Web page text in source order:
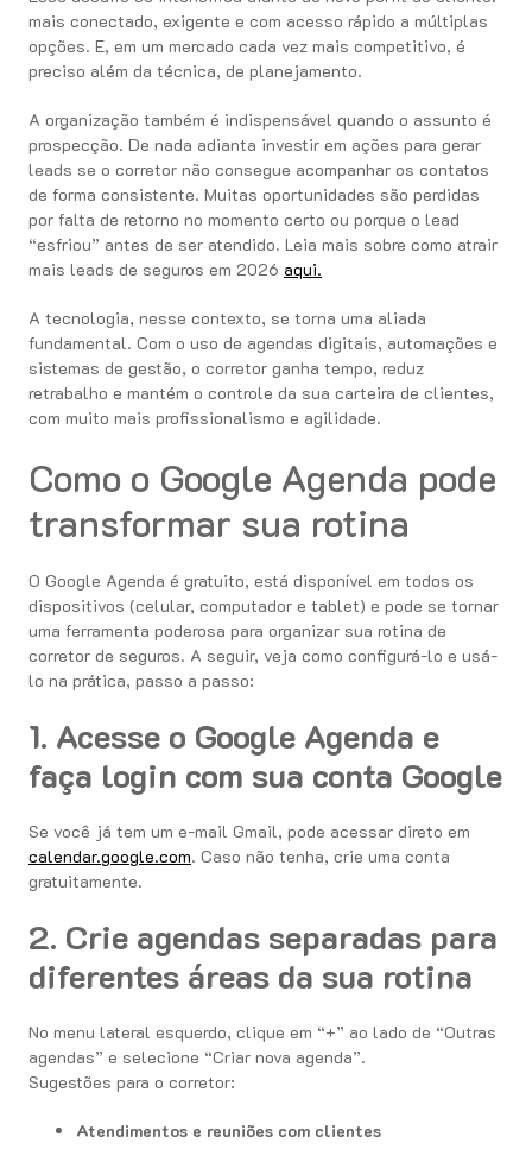
mais conectado, exigente e com acesso rápido a múltiplas
opções. E, em um mercado cada vez mais competitivo, é
preciso além da técnica, de planejamento.
A organização também é indispensável quando o assunto é
prospecção. De nada adianta investir em ações para gerar
leads se o corretor não consegue acompanhar os contatos
de forma consistente. Muitas oportunidades são perdidas
por falta de retorno no momento certo ou porque o lead
“esfriou” antes de ser atendido. Leia mais sobre como atrair
mais leads de seguros em 2026 aqui.
A tecnologia, nesse contexto, se torna uma aliada
fundamental. Com o uso de agendas digitais, automações e
sistemas de gestão, o corretor ganha tempo, reduz
retrabalho e mantém o controle da sua carteira de clientes,
com muito mais profissionalismo e agilidade.
Como o Google Agenda pode
transformar sua rotina
O Google Agenda é gratuito, está disponível em todos os
dispositivos (celular, computador e tablet) e pode se tornar
uma ferramenta poderosa para organizar sua rotina de
corretor de seguros. A seguir, veja como configurá-lo e usá-
lo na prática, passo a passo:
1. Acesse o Google Agenda e
faça login com sua conta Google
Se você já tem um e-mail Gmail, pode acessar direto em
calendar.google.com. Caso não tenha, crie uma conta
gratuitamente.
2. Crie agendas separadas para
diferentes áreas da sua rotina
No menu lateral esquerdo, clique em “+” ao lado de “Outras
agendas” e selecione “Criar nova agenda”.
Sugestões para o corretor:
Atendimentos e reuniões com clientes